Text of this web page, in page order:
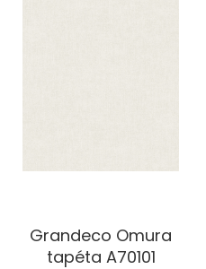
Grandeco Omura
tapéta A70101